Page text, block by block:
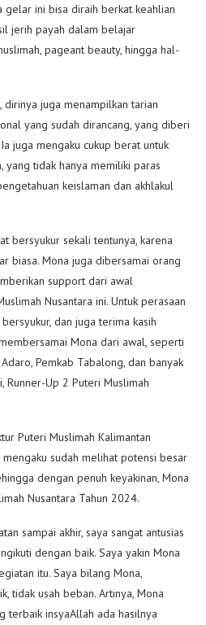
gelar ini bisa diraih berkat keahlian
jerih payah dalam belajar
pageant beauty, hingga hal-
dirinya juga menampilkan tarian
yang sudah dirancang, yang diberi
juga mengaku cukup berat untuk
tidak hanya memiliki paras
keislaman dan akhlakul
bersyukur sekali tentunya, karena
biasa. Mona juga dibersamai orang
support dari awal
Nusantara ini. Untuk perasaan
dan juga terima kasih
Mona dari awal, seperti
Pemkab Tabalong, dan banyak
Runner-Up 2 Puteri Muslimah
Puteri Muslimah Kalimantan
mengaku sudah melihat potensi besar
dengan penuh keyakinan, Mona
Nusantara Tahun 2024.
sampai akhir, saya sangat antusias
dengan baik. Saya yakin Mona
itu. Saya bilang Mona,
tidak usah beban. Artinya, Mona
terbaik insyaAllah ada hasilnya